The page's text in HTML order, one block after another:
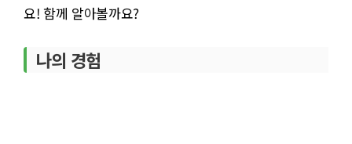
요! 함께 알아볼까요?
나의 경험